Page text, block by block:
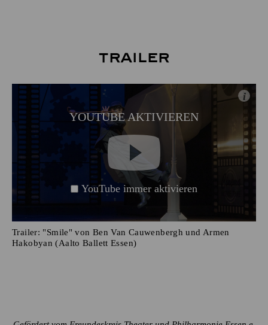
Trailer
YOUTUBE AKTIVIEREN
i
YouTube immer aktivieren
Trailer: "Smile" von Ben Van Cauwenbergh und Armen
Hakobyan (Aalto Ballett Essen)